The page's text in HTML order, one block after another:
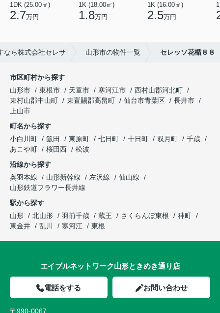
1DK (25.00㎡)
2.7万円
1K (18.00㎡)
1.8万円
1K (16.00㎡)
2.5万円
なら株式会社セレサ 山形市の物件一覧 セレッソ花楯８８
市区町村から探す
山形市
東根市 天童市 寒河江市
西村山郡河北町
東村山郡中山町
東置賜郡高畠町 仙台市青葉区
長井市
上山市
町名から探す
小白川町
飯田 東原町 七日町 十日町 双月町
千歳
あこや町
桜田西
松波
沿線から探す
奥羽本線
山形新幹線 左沢線
仙山線
山形鉄道フラワー長井線
駅から探す
山形
北山形 羽前千歳 蔵王 さくらんぼ東根
神町
東金井
乱川 寒河江 東根
エイブルネットワーク山形ときめき通り店
電話をする お問い合わせ
〒990-0067